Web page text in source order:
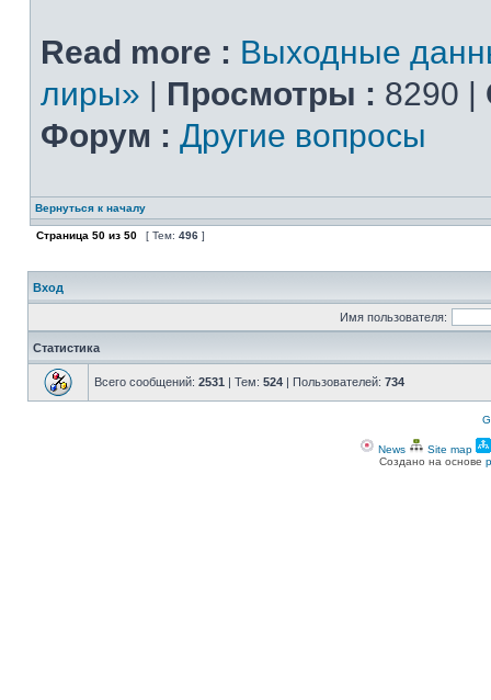
Read more : Выходные
лиры» | Просмотры : 8290 |
Форум : Другие вопросы
Вернуться к началу
Страница 50 из 50 [ Тем: 496 ]
Вход
Имя пользователя:
Статистика
Всего сообщений: 2531 | Тем: 524 | Пользователей: 734
News Site map
Создано на основе